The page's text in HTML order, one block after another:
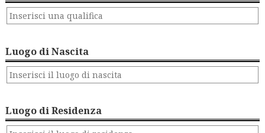
Luogo di Nascita
Luogo di Residenza